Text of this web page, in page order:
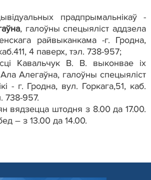
прадпрымальнікаў -
, галоўны спецыяліст аддзела
райвыканкама -г. Гродна,
4 паверх, тэл. 738-957;
Кавальчук В. В. выконвае іх
Алегаўна, галоўны спецыяліст
- г. Гродна, вул. Горкага,51, каб.
738-957.
вядзецца штодня з 8.00 да 17.00.
– з 13.00 да 14.00.